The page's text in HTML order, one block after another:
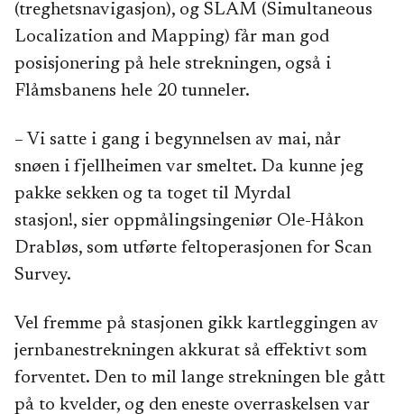
(treghetsnavigasjon), og SLAM (Simultaneous
Localization and Mapping) får man god
posisjonering på hele strekningen, også i
Flåmsbanens hele 20 tunneler.
– Vi satte i gang i begynnelsen av mai, når
snøen i fjellheimen var smeltet. Da kunne jeg
pakke sekken og ta toget til Myrdal
stasjon!, sier oppmålingsingeniør Ole-Håkon
Drabløs, som utførte feltoperasjonen for Scan
Survey.
Vel fremme på stasjonen gikk kartleggingen av
jernbanestrekningen akkurat så effektivt som
forventet. Den to mil lange strekningen ble gått
på to kvelder, og den eneste overraskelsen var